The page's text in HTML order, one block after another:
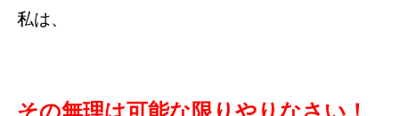
私は、
その無理は可能な限りやりなさい！